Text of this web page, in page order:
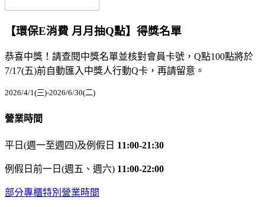
【環保E消費 月月抽Q點】得獎名單
恭喜中獎！請查閱中獎名單並核對會員卡號，Q點100點將於
7/17(五)前自動匯入中獎人行動Q卡，再請留意。
2026/4/1(三)-2026/6/30(二)
營業時間
平日(週一至週四)及例假日 11:00-21:30
例假日前一日(週五、週六) 11:00-22:00
部分專櫃特別營業時間